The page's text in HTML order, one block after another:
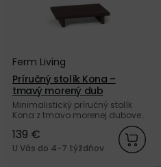
Ferm Living
Príručný stolík Kona –
tmavý morený dub
Minimalistický príručný stolík
Kona z tmavo morenej dubovej
dyhy od dánskej značky Ferm
Living.
139 €
U Vás do 4-7 týždňov